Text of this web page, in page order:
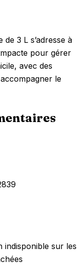
3 L s’adresse à
pour gérer
avec des
le
indisponible sur les